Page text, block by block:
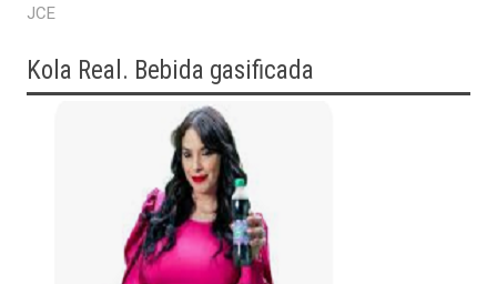
JCE
Kola Real. Bebida gasificada